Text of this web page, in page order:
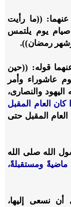
((ما رأيت
يوم يلتمس
وشهر رمضان)).
قوله: ((حين
عاشوراء وأمر
والنصارى،
كان العام المقبل
المقبل حتى
الله صلى الله
ومستقبلةً،
أن نسعى إليها،